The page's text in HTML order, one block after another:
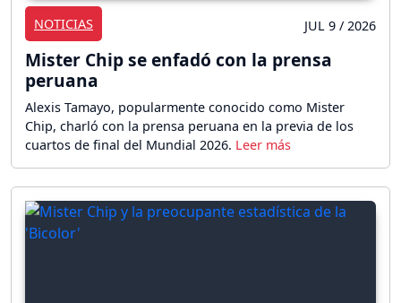
NOTICIAS JUL 9 / 2026
Mister Chip se enfadó con la prensa
peruana
Alexis Tamayo, popularmente conocido como Mister
Chip, charló con la prensa peruana en la previa de los
cuartos de final del Mundial 2026.